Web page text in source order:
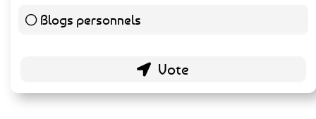
Blogs personnels